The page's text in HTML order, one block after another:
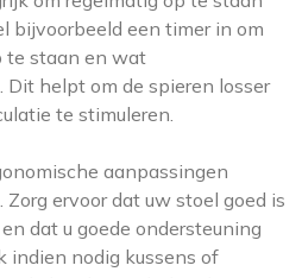
bijvoorbeeld een timer in om
te staan ​​en wat
helpt om de spieren losser
te stimuleren.
aanpassingen
ervoor dat uw stoel goed is
dat u goede ondersteuning
indien nodig kussens of